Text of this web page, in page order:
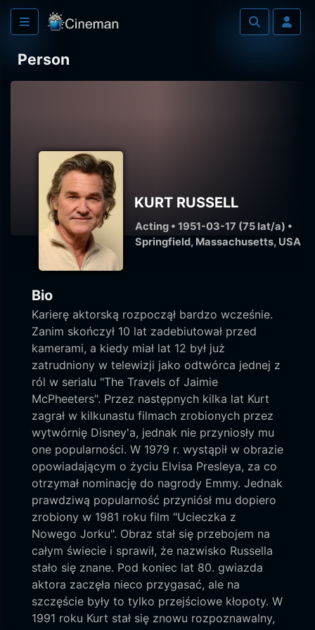
Person
KURT RUSSELL
Acting • 1951-03-17 (75 lat/a) •
Springfield, Massachusetts, USA
Bio
Karierę aktorską rozpoczął bardzo wcześnie.
Zanim skończył 10 lat zadebiutował przed
kamerami, a kiedy miał lat 12 był już
zatrudniony w telewizji jako odtwórca jednej z
ról w serialu "The Travels of Jaimie
McPheeters". Przez następnych kilka lat Kurt
zagrał w kilkunastu filmach zrobionych przez
wytwórnię Disney'a, jednak nie przyniosły mu
one popularności. W 1979 r. wystąpił w obrazie
opowiadającym o życiu Elvisa Presleya, za co
otrzymał nominację do nagrody Emmy. Jednak
prawdziwą popularność przyniósł mu dopiero
zrobiony w 1981 roku film "Ucieczka z
Nowego Jorku". Obraz stał się przebojem na
całym świecie i sprawił, że nazwisko Russella
stało się znane. Pod koniec lat 80. gwiazda
aktora zaczęła nieco przygasać, ale na
szczęście były to tylko przejściowe kłopoty. W
1991 roku Kurt stał się znowu rozpoznawalny,